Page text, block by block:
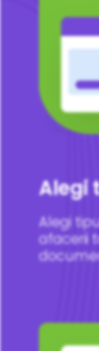
Alegi
Alegi
afacerii